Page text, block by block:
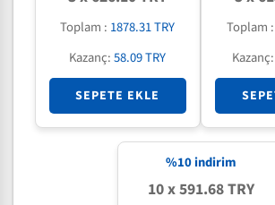
Toplam : 1878.31 TRY
Kazanç:58.09 TRY
SEPETE EKLE
Toplam :
Kazanç:
%10indirim
10 x 591.68 TRY